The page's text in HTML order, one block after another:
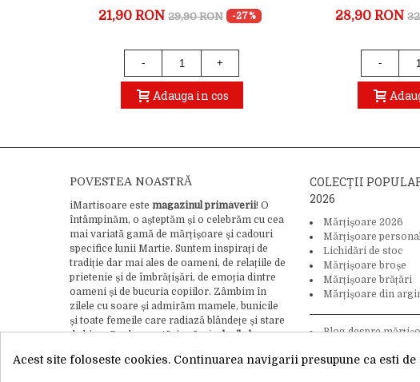
21,90 RON 29,90 RON -27%
- +
Adauga in cos
28,90 RON
-
POVESTEA NOASTRĂ
iMartisoare este magazinul primăverii! O
întâmpinăm, o așteptăm și o celebrăm cu cea
mai variată gamă de mărțișoare și cadouri
specifice lunii Martie. Suntem inspirați de
tradiție dar mai ales de oameni, de relațiile de
prietenie și de îmbrățișări, de emoția dintre
oameni și de bucuria copiilor. Zâmbim în
zilele cu soare și admirăm mamele, bunicile
și toate femeile care radiază blândețe și stare
de bine. Credem cu tărie căgândurile bune
și iubire ca ingredient final în crearea
COLECȚII
2026
Mărțișoare 2026
Mărțișoare
Lichidări de stoc
Mărțișoare broșe
Mărțișoare brățări
Mărțișoare din
Blog despre
Acest site foloseste cookies. Continuarea navigarii presupune ca esti